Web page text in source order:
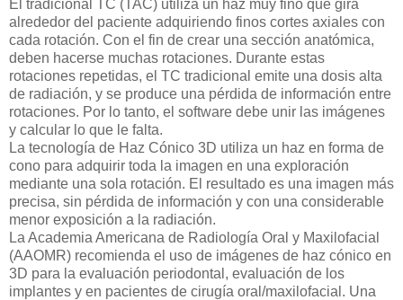
El tradicional TC (TAC) utiliza un haz muy fino que gira
alrededor del paciente adquiriendo finos cortes axiales con
cada rotación. Con el fin de crear una sección anatómica,
deben hacerse muchas rotaciones. Durante estas
rotaciones repetidas, el TC tradicional emite una dosis alta
de radiación, y se produce una pérdida de información entre
rotaciones. Por lo tanto, el software debe unir las imágenes
y calcular lo que le falta.
La tecnología de Haz Cónico 3D utiliza un haz en forma de
cono para adquirir toda la imagen en una exploración
mediante una sola rotación. El resultado es una imagen más
precisa, sin pérdida de información y con una considerable
menor exposición a la radiación.
La Academia Americana de Radiología Oral y Maxilofacial
(AAOMR) recomienda el uso de imágenes de haz cónico en
3D para la evaluación periodontal, evaluación de los
implantes y en pacientes de cirugía oral/maxilofacial. Una